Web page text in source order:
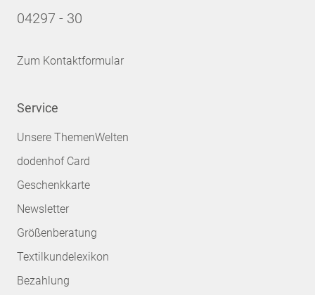
04297 - 30
Zum Kontaktformular
Service
Unsere ThemenWelten
dodenhof Card
Geschenkkarte
Newsletter
Größenberatung
Textilkundelexikon
Bezahlung